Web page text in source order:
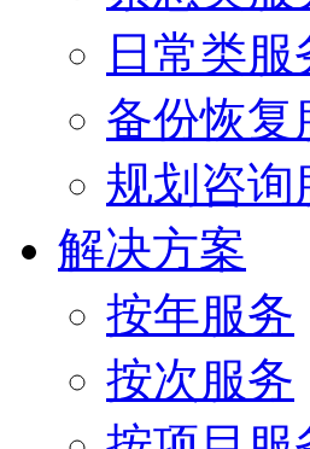
日常类服
备份恢复
规划咨询
解决方案
按年服务
按次服务